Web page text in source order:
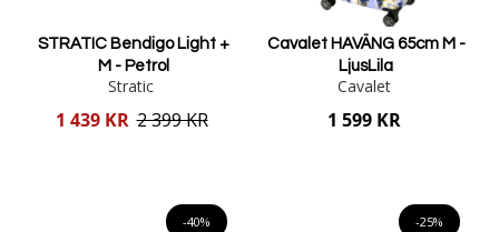
STRATIC Bendigo Light +
M - Petrol
Stratic
Reducerat
1 439 KR 2 399 KR
Cavalet HAVÄNG 65cm M -
LjusLila
Cavalet
1 599 KR
-40% -25%